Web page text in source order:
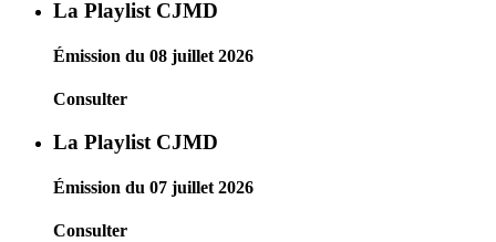
La Playlist CJMD
Émission du 08 juillet 2026
Consulter
La Playlist CJMD
Émission du 07 juillet 2026
Consulter